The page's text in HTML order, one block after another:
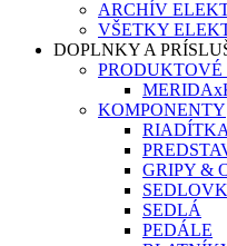
ARCHÍV
VŠETKY
DOPLNKY A
KOMPONENTY
RIADÍTKA
GRIPY &
SEDLÁ
PEDÁLE